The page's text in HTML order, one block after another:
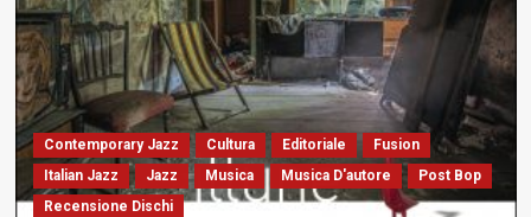
Contemporary Jazz Cultura Editoriale
Fusion
Italian Jazz
Jazz Musica Musica D'autore
Post Bop
Recensione Dischi